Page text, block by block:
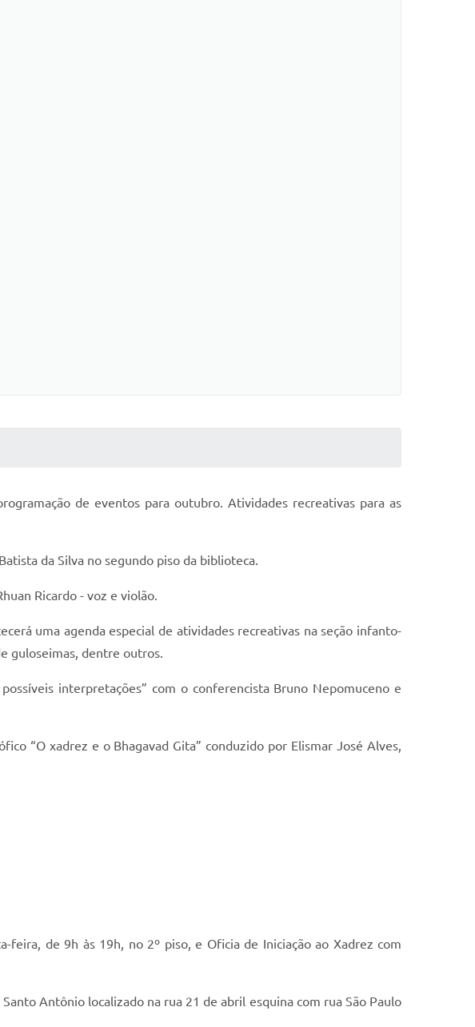
de eventos para outubro. Atividades recreativas para as
da Silva no segundo piso da biblioteca.
Ricardo - voz e violão.
uma agenda especial de atividades recreativas na seção infanto-
guloseimas, dentre outros.
interpretações” com o conferencista Bruno Nepomuceno e
“O xadrez e o Bhagavad Gita” conduzido por Elismar José Alves,
de 9h às 19h, no 2º piso, e Oficia de Iniciação ao Xadrez com
Antônio localizado na rua 21 de abril esquina com rua São Paulo